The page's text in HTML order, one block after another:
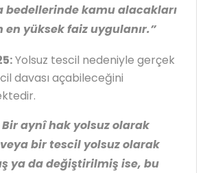
bedellerinde kamu alacakları
yüksek faiz uygulanır.”
Yolsuz tescil nedeniyle gerçek
davası açabileceğini
Bir aynî hak yolsuz olarak
bir tescil yolsuz olarak
ya da değiştirilmiş ise, bu